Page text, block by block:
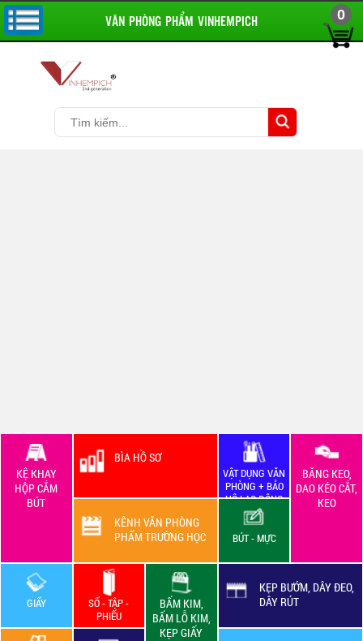
VĂN PHÒNG PHẨM VINHEMPICH
KỆ KHAY
HỘP CẮM
BÚT
BÌA HỒ SƠ
VẬT DỤNG VĂN
PHÒNG + BẢO
HỘ LAO ĐỘNG
BĂNG KEO,
DAO KÉO CẮT,
KEO
KÊNH VĂN PHÒNG
PHẨM TRƯỜNG HỌC
BÚT - MỰC
GIẤY
SỔ - TẬP -
PHIẾU
BẤM KIM,
BẤM LỖ KIM,
KẸP GIẤY
KẸP BƯỚM, DÂY ĐEO,
DÂY RÚT
0